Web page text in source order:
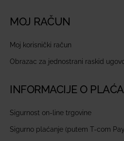
MOJ RAČUN
Moj korisnički račun
Obrazac za jednostrani raskid
INFORMACIJE O
Sigurnost on-line trgovine
Sigurno plaćanje (putem T-com